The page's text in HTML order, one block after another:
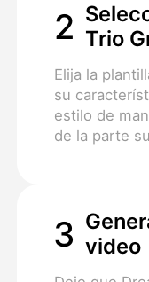
2 Trio
Elija la
su
estilo de
de la parte
3 video